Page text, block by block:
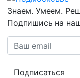
Знаем. Умеем.
Подпишись на
Подписаться